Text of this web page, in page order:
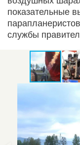
показательные
службы